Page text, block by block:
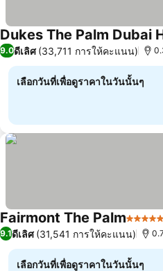
Dukes The Palm Dubai
9.0ดีเลิศ (33,711 การให้คะแนน)
เลือกวันที่เพื่อดูราคาในวันนั้นๆ
Fairmont The Palm5 ดาว
9.1ดีเลิศ (31,541 การให้คะแนน)
เลือกวันที่เพื่อดูราคาในวันนั้นๆ